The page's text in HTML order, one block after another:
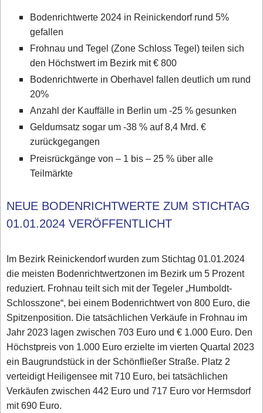
Bodenrichtwerte 2024 in Reinickendorf rund 5%
gefallen
Frohnau und Tegel (Zone Schloss Tegel) teilen sich
den Höchstwert im Bezirk mit € 800
Bodenrichtwerte in Oberhavel fallen deutlich um rund
20%
Anzahl der Kauffälle in Berlin um -25 % gesunken
Geldumsatz sogar um -38 % auf 8,4 Mrd. €
zurückgegangen
Preisrückgänge von – 1 bis – 25 % über alle
Teilmärkte
NEUE BODENRICHTWERTE ZUM STICHTAG
01.01.2024 VERÖFFENTLICHT
Im Bezirk Reinickendorf wurden zum Stichtag 01.01.2024
die meisten Bodenrichtwertzonen im Bezirk um 5 Prozent
reduziert. Frohnau teilt sich mit der Tegeler „Humboldt-
Schlosszone“, bei einem Bodenrichtwert von 800 Euro, die
Spitzenposition. Die tatsächlichen Verkäufe in Frohnau im
Jahr 2023 lagen zwischen 703 Euro und € 1.000 Euro. Den
Höchstpreis von 1.000 Euro erzielte im vierten Quartal 2023
ein Baugrundstück in der Schönfließer Straße. Platz 2
verteidigt Heiligensee mit 710 Euro, bei tatsächlichen
Verkäufen zwischen 442 Euro und 717 Euro vor Hermsdorf
mit 690 Euro.